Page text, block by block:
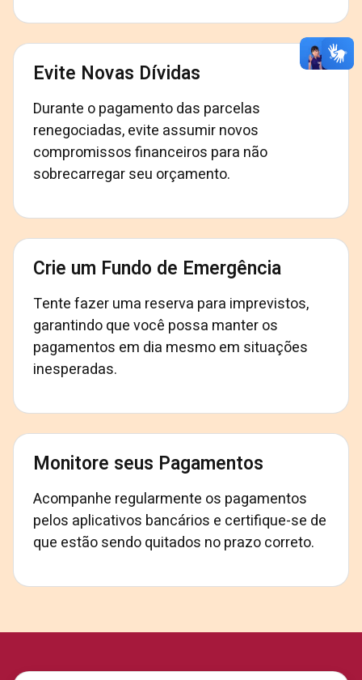
Evite Novas Dívidas
Durante o pagamento das parcelas
renegociadas, evite assumir novos
compromissos financeiros para não
sobrecarregar seu orçamento.
Crie um Fundo de Emergência
Tente fazer uma reserva para imprevistos,
garantindo que você possa manter os
pagamentos em dia mesmo em situações
inesperadas.
Monitore seus Pagamentos
Acompanhe regularmente os pagamentos
pelos aplicativos bancários e certifique-se de
que estão sendo quitados no prazo correto.